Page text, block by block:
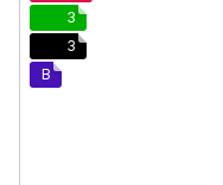
3
3
B